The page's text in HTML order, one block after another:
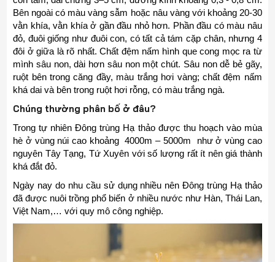
Bên ngoài có màu vàng sẫm hoặc nâu vàng với khoảng 20-30
vằn khía, vằn khía ở gần đầu nhỏ hơn. Phần đầu có màu nâu
đỏ, đuôi giống như đuôi con, có tất cả tám cặp chân, nhưng 4
đôi ở giữa là rõ nhất. Chất đệm nấm hình que cong mọc ra từ
mình sâu non, dài hơn sâu non một chút. Sâu non dễ bẻ gãy,
ruột bên trong căng đầy, màu trắng hơi vàng; chất đệm nấm
khá dai và bên trong ruột hơi rỗng, có màu trắng ngà.
Chúng thường phân bố ở đâu?
Trong tự nhiên Đông trùng Hạ thảo được thu hoạch vào mùa
hè ở vùng núi cao khoảng 4000m – 5000m như ở vùng cao
nguyên Tây Tạng, Tứ Xuyên với số lượng rất ít nên giá thành
khá đắt đỏ.
Ngày nay do nhu cầu sử dụng nhiều nên Đông trùng Hạ thảo
đã được nuôi trồng phổ biến ở nhiều nước như Hàn, Thái Lan,
Việt Nam,… với quy mô công nghiệp.